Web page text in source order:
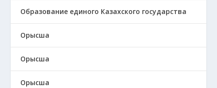
Образование единого Казахского государства
Орысша
Орысша
Орысша